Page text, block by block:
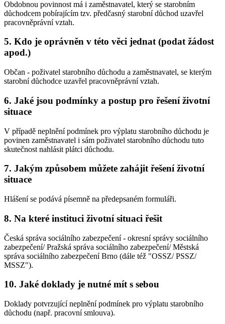
Obdobnou povinnost má i zaměstnavatel, který se starobním
důchodcem pobírajícím tzv. předčasný starobní důchod uzavřel
pracovněprávní vztah.
5. Kdo je oprávněn v této věci jednat (podat žádost
apod.)
Občan - poživatel starobního důchodu a zaměstnavatel, se kterým
starobní důchodce uzavřel pracovněprávní vztah.
6. Jaké jsou podmínky a postup pro řešení životní
situace
V případě neplnění podmínek pro výplatu starobního důchodu je
povinen zaměstnavatel i sám poživatel starobního důchodu tuto
skutečnost nahlásit plátci důchodu.
7. Jakým způsobem můžete zahájit řešení životní
situace
Hlášení se podává písemně na předepsaném formuláři.
8. Na které instituci životní situaci řešit
Česká správa sociálního zabezpečení - okresní správy sociálního
zabezpečení/ Pražská správa sociálního zabezpečení/ Městská
správa sociálního zabezpečení Brno (dále též "OSSZ/ PSSZ/
MSSZ").
10. Jaké doklady je nutné mít s sebou
Doklady potvrzující neplnění podmínek pro výplatu starobního
důchodu (např. pracovní smlouva).